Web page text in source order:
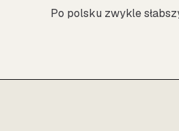
Po polsku zwykle